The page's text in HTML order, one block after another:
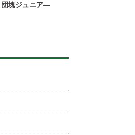
団塊ジュニア―